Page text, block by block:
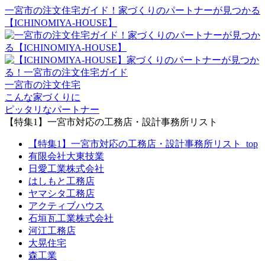
一宮市の注文住宅ガイド！家づくりのパートナーが見つかる
【ICHINOMIYA-HOUSE】
一宮市の注文住宅
こんな家づくりに
ピッタリなパートナー
【特集1】一宮市対応の工務店・設計事務所リスト
【特集1】一宮市対応の工務店・設計事務所リスト_top
有限会社大東技業
日愛工業株式会社
はしもと工務店
ヤマシタ工務店
アクティブハウス
石垣瓦工業株式会社
河江工務店
大晃住宅
森工業